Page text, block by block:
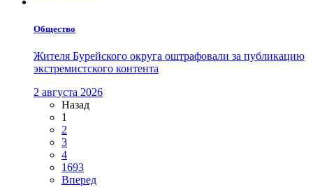
Общество
Жителя Бурейского округа оштрафовали за публикацию
экстремистского контента
2 августа 2026
Назад
1
2
3
4
1693
Вперед